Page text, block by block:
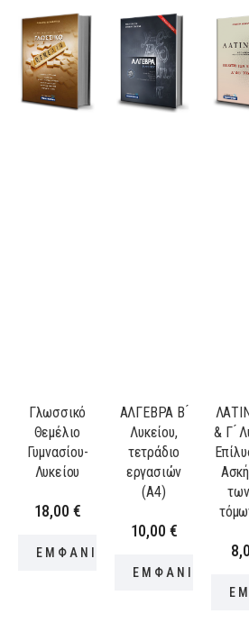
Γλωσσικό
Θεμέλιο
Γυμνασίου-
Λυκείου
18,00 €
ΕΜΦΑΝΙΣΗ ΠΡΟΪΟΝΤΟΣ
ΑΛΓΕΒΡΑ Β ́
Λυκείου,
τετράδιο
εργασιών
(Α4)
10,00 €
ΕΜΦΑΝΙΣΗ
& Γ